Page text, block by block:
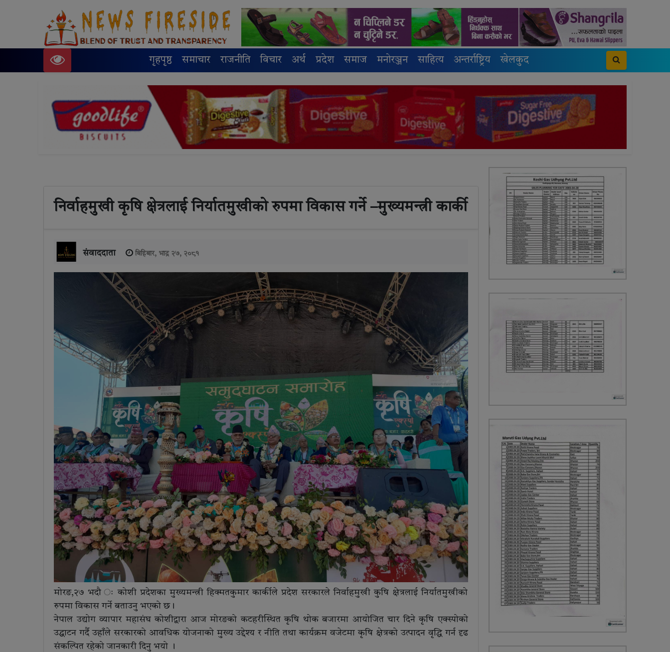
गृहपृष्ठ समाचार राजनीति विचार अर्थ प्रदेश समाज मनोरञ्जन साहित्य अन्तर्राष्ट्रिय खेलकुद
निर्वाहमुखी कृषि क्षेत्रलाई निर्यातमुखीको रुपमा विकास गर्ने –मुख्यमन्त्री कार्की
संवाददाता बिहिबार, भाद्र २७, २०८१
मोरङ,२७ भदौ ः कोशी प्रदेशका मुख्यमन्त्री हिक्मतकुमार कार्कीले प्रदेश सरकारले निर्वाहमुखी कुषि क्षेत्रलाई निर्यातमुखीको
रुपमा विकास गर्ने बताउनु भएको छ।
नेपाल उद्योग व्यापार महासंघ कोशीद्वारा आज मोरङको कटहरीस्थित कृषि थोक बजारमा आयोजित चार दिने कृषि एक्स्पोको
उद्घाटन गर्दै उहाँले सरकारको आवधिक योजनाको मुख्य उद्देश्य र नीति तथा कार्यक्रम वजेटमा कृषि क्षेत्रको उत्पादन वृद्धि गर्न दृढ
संकल्पित रहेको जानकारी दिनु भयो ।